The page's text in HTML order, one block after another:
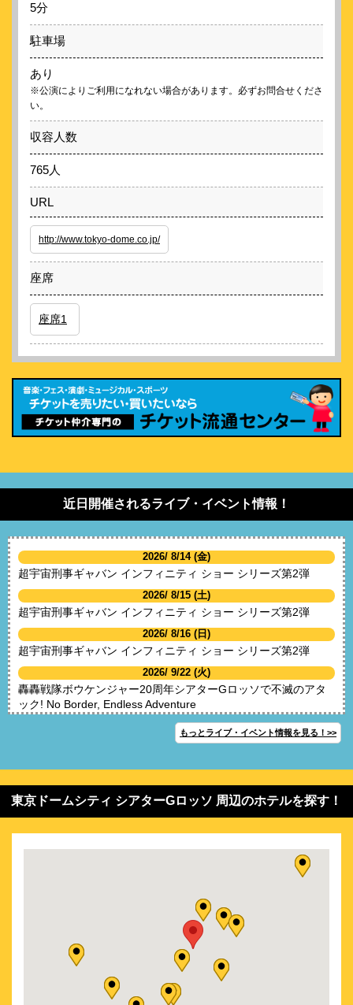
5分
駐車場
あり
※公演によりご利用になれない場合があります。必ずお問合せくださ
い。
収容人数
765人
URL
http://www.tokyo-dome.co.jp/
座席
座席1
近日開催されるライブ・イベント情報！
2026/ 8/14 (金)
超宇宙刑事ギャバン インフィニティ ショー シリーズ第2弾
2026/ 8/15 (土)
超宇宙刑事ギャバン インフィニティ ショー シリーズ第2弾
2026/ 8/16 (日)
超宇宙刑事ギャバン インフィニティ ショー シリーズ第2弾
2026/ 9/22 (火)
轟轟戦隊ボウケンジャー20周年シアターGロッソで不滅のアタ
ック! No Border, Endless Adventure
もっとライブ・イベント情報を見る！>>
東京ドームシティ シアターGロッソ 周辺のホテルを探す！